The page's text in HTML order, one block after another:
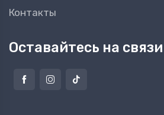
Контакты
Оставайтесь на связи